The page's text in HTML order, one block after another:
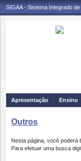
SIGAA - Sistema Integrado
Apresentação Ensino
Outros
Nesta página, você
Para efetuar uma busca